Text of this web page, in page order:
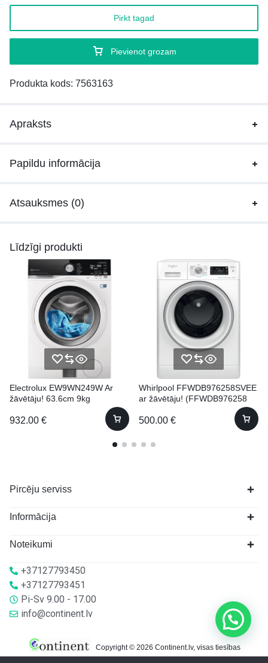
Pievienot grozam
Pirkt tagad
Produkta kods: 7563163
Apraksts
Papildu informācija
Atsauksmes (0)
Līdzīgi produkti
Electrolux EW9WN249W Ar
žāvētāju! 63.6cm 9kg
932.00 €
Whirlpool FFWDB976258SVEE
ar žāvētāju! (FFWDB976258
500.00 €
Pircēju serviss
Informācija
Noteikumi
+37127793450
+37127793451
Pi-Sv 9.00 - 17.00
info@continent.lv
Copyright © 2026 Continent.lv, visas tiesības